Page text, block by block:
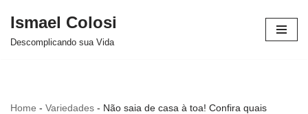
Avançar
Ismael Colosi
Descomplicando sua Vida
Home - Variedades - Não saia de casa à toa! Confira quais